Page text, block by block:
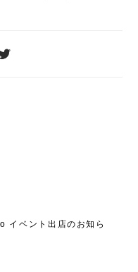
ベント出店のお知ら